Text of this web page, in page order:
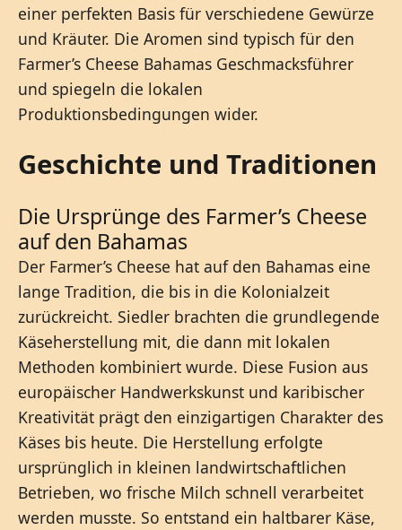
einer perfekten Basis für verschiedene Gewürze
und Kräuter. Die Aromen sind typisch für den
Farmer’s Cheese Bahamas Geschmacksführer
und spiegeln die lokalen
Produktionsbedingungen wider.
Geschichte und Traditionen
Die Ursprünge des Farmer’s Cheese
auf den Bahamas
Der Farmer’s Cheese hat auf den Bahamas eine
lange Tradition, die bis in die Kolonialzeit
zurückreicht. Siedler brachten die grundlegende
Käseherstellung mit, die dann mit lokalen
Methoden kombiniert wurde. Diese Fusion aus
europäischer Handwerkskunst und karibischer
Kreativität prägt den einzigartigen Charakter des
Käses bis heute. Die Herstellung erfolgte
ursprünglich in kleinen landwirtschaftlichen
Betrieben, wo frische Milch schnell verarbeitet
werden musste. So entstand ein haltbarer Käse,